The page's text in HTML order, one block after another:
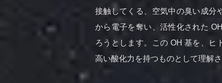
接触してくる、空気中の臭い成分
から電子を奪い、活性化された
ろうとします。この OH 基を、ヒ
高い酸化力を持つものとして理解